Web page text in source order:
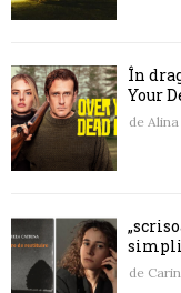
În
Your
de
de